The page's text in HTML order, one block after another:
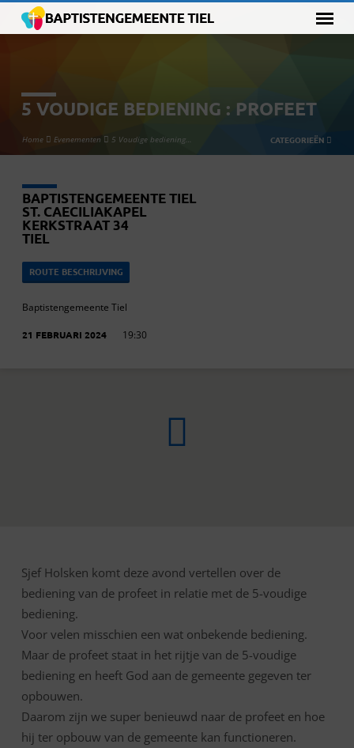
5 VOUDIGE BEDIENING : PROFEET
Home Evenementen 5 Voudige bediening… CATEGORIEËN
BAPTISTENGEMEENTE TIEL
ST. CAECILIAKAPEL
KERKSTRAAT 34
TIEL
ROUTE BESCHRIJVING
Baptistengemeente Tiel
21 FEBRUARI 2024 19:30
5
VOUDIGE
BEDIENING
:
PROFEET
Sjef Holsken komt deze avond vertellen over de
bediening van de profeet in relatie met de 5-voudige
bediening.
Voor velen misschien een wat onbekende bediening.
Maar de profeet staat in het rijtje van de 5-voudige
bediening en heeft God aan de gemeente gegeven ter
opbouwen.
Daarom zijn we super benieuwd naar de profeet en hoe
hij ter opbouw van de gemeente kan functioneren.